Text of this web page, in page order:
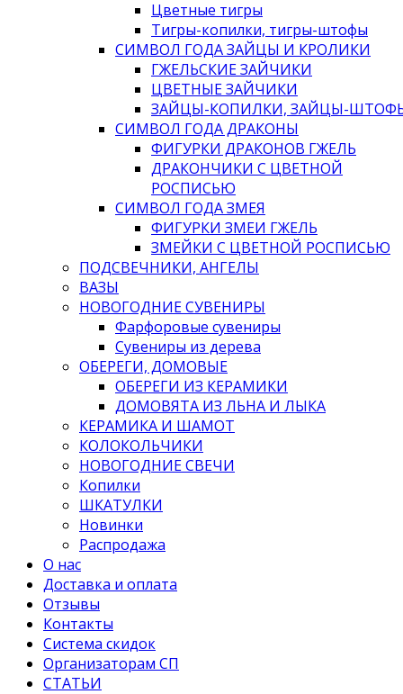
Цветные тигры
Тигры-копилки, тигры-штофы
СИМВОЛ ГОДА ЗАЙЦЫ И КРОЛИКИ
ГЖЕЛЬСКИЕ ЗАЙЧИКИ
ЦВЕТНЫЕ ЗАЙЧИКИ
ЗАЙЦЫ-КОПИЛКИ, ЗАЙЦЫ-
СИМВОЛ ГОДА ДРАКОНЫ
ФИГУРКИ ДРАКОНОВ ГЖЕЛЬ
ДРАКОНЧИКИ С ЦВЕТНОЙ
РОСПИСЬЮ
СИМВОЛ ГОДА ЗМЕЯ
ФИГУРКИ ЗМЕИ ГЖЕЛЬ
ЗМЕЙКИ С ЦВЕТНОЙ РОСПИСЬЮ
ПОДСВЕЧНИКИ, АНГЕЛЫ
ВАЗЫ
НОВОГОДНИЕ СУВЕНИРЫ
Фарфоровые сувениры
Сувениры из дерева
ОБЕРЕГИ, ДОМОВЫЕ
ОБЕРЕГИ ИЗ КЕРАМИКИ
ДОМОВЯТА ИЗ ЛЬНА И ЛЫКА
КЕРАМИКА И ШАМОТ
КОЛОКОЛЬЧИКИ
НОВОГОДНИЕ СВЕЧИ
Копилки
ШКАТУЛКИ
Новинки
Распродажа
О нас
Доставка и оплата
Отзывы
Контакты
Система скидок
Организаторам СП
СТАТЬИ